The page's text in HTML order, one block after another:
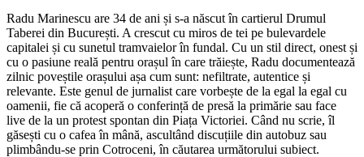
Radu Marinescu are 34 de ani și s-a născut în cartierul Drumul
Taberei din București. A crescut cu miros de tei pe bulevardele
capitalei și cu sunetul tramvaielor în fundal. Cu un stil direct, onest și
cu o pasiune reală pentru orașul în care trăiește, Radu documentează
zilnic poveștile orașului așa cum sunt: nefiltrate, autentice și
relevante. Este genul de jurnalist care vorbește de la egal la egal cu
oamenii, fie că acoperă o conferință de presă la primărie sau face
live de la un protest spontan din Piața Victoriei. Când nu scrie, îl
găsești cu o cafea în mână, ascultând discuțiile din autobuz sau
plimbându-se prin Cotroceni, în căutarea următorului subiect.